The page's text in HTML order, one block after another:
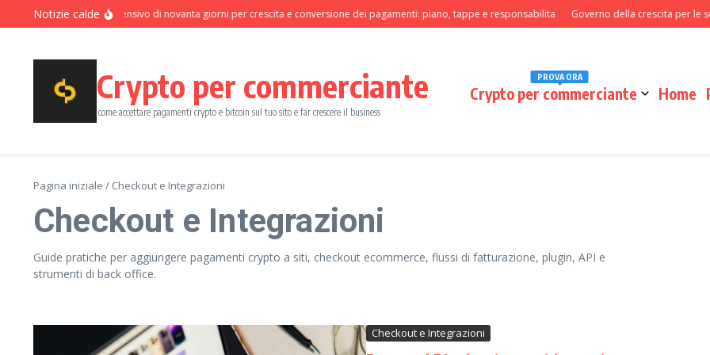
Salta al contenuto
Notizie calde
Programma intensivo di novanta giorni per crescita e conversione dei pagamenti: piano, tappe e responsabilita Governo della crescita per le
Crypto per commerciante
come accettare pagamenti crypto e bitcoin sul tuo sito e far crescere il business
Crypto per commerciante
PROVA ORA
Home
Pagina iniziale / Checkout e Integrazioni
Checkout e Integrazioni
Guide pratiche per aggiungere pagamenti crypto a siti, checkout ecommerce, flussi di fatturazione, plugin, API e
strumenti di back office.
Checkout e Integrazioni